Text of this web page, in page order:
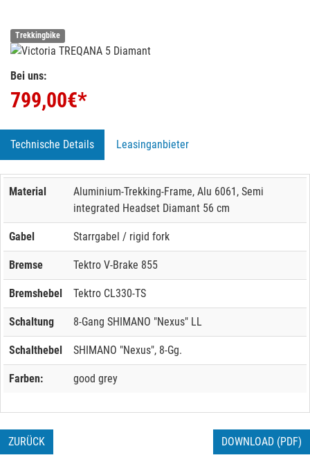
Trekkingbike
Bei uns:
799,00€*
Technische Details Leasinganbieter
Material
Aluminium-Trekking-Frame, Alu 6061, Semi
integrated Headset Diamant 56 cm
Gabel Starrgabel / rigid fork
Bremse Tektro V-Brake 855
Bremshebel Tektro CL330-TS
Schaltung 8-Gang SHIMANO "Nexus" LL
Schalthebel SHIMANO "Nexus", 8-Gg.
Farben: good grey
ZURÜCK DOWNLOAD (PDF)